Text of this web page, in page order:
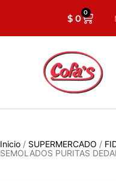
$0 0
Inicio / SUPERMERCADO /
SEMOLADOS PURITAS